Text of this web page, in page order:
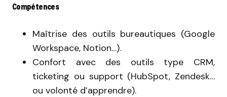
Compétences
Maîtrise des outils bureautiques (Google
Workspace, Notion…).
Confort avec des outils type CRM,
ticketing ou support (HubSpot, Zendesk…
ou volonté d’apprendre).